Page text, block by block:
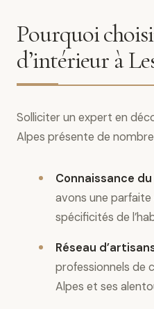
Pourquoi
d’intérieur à
Solliciter un expert en
Alpes présente de
Connaissance
avons une
spécificités de
Réseau
professionnels de
Alpes et ses